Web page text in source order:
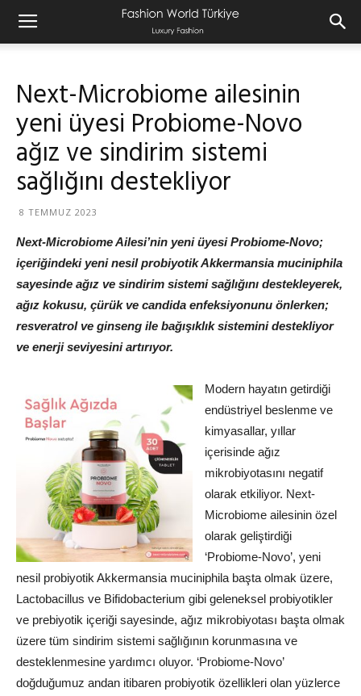
Next-Microbiome ailesinin
yeni üyesi Probiome-Novo
ağız ve sindirim sistemi
sağlığını destekliyor
8 TEMMUZ 2023
Next-Microbiome Ailesi’nin yeni üyesi Probiome-Novo;
içeriğindeki yeni nesil probiyotik Akkermansia muciniphila
sayesinde ağız ve sindirim sistemi sağlığını destekleyerek,
ağız kokusu, çürük ve candida enfeksiyonunu önlerken;
resveratrol ve ginseng ile bağışıklık sistemini destekliyor
ve enerji seviyesini artırıyor.
Modern hayatın getirdiği
endüstriyel beslenme ve
kimyasallar, yıllar
içerisinde ağız
mikrobiyotasını negatif
olarak etkiliyor. Next-
Microbiome ailesinin özel
olarak geliştirdiği
‘Probiome-Novo’, yeni
nesil probiyotik Akkermansia muciniphila başta olmak üzere,
Lactobacillus ve Bifidobacterium gibi geleneksel probiyotikler
ve prebiyotik içeriği sayesinde, ağız mikrobiyotası başta olmak
üzere tüm sindirim sistemi sağlığının korunmasına ve
desteklenmesine yardımcı oluyor. ‘Probiome-Novo’
doğduğumuz andan itibaren probiyotik özellikleri olan yüzlerce